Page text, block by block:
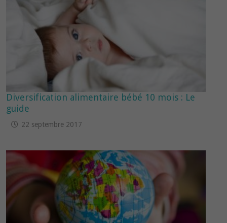
Diversification alimentaire bébé 10 mois : Le
guide
22 septembre 2017